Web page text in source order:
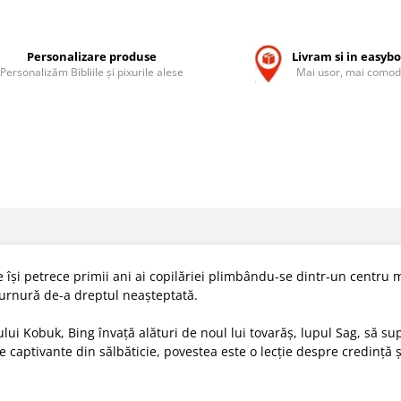
Personalizare produse
Personalizăm Bibliile și pixurile alese
Livram si in
Mai usor, mai
petrece primii ani ai copilăriei plimbându-se dintr-un centru
de-a dreptul neaşteptată.
Kobuk, Bing învaţă alături de noul lui tovarăş, lupul Sag, să
captivante din sălbăticie, povestea este o lecţie despre